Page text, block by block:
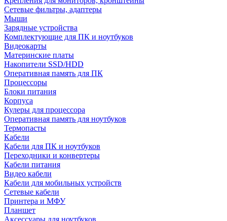
Сетевые фильтры, адаптеры
Мыши
Зарядные устройства
Комплектующие для ПК и ноутбуков
Видеокарты
Материнские платы
Накопители SSD/HDD
Оперативная память для ПК
Процессоры
Блоки питания
Корпуса
Кулеры для процессора
Оперативная память для ноутбуков
Термопасты
Кабели
Кабели для ПК и ноутбуков
Переходники и конвертеры
Кабели питания
Видео кабели
Кабели для мобильных устройств
Сетевые кабели
Принтера и МФУ
Планшет
Аксессуары для ноутбуков